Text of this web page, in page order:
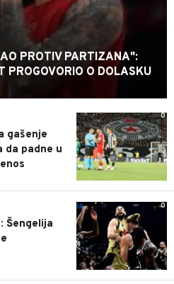
PROTIV PARTIZANA":
PROGOVORIO O DOLASKU
0
gašenje
da padne u
0
Šengelija